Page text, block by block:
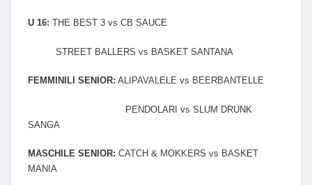
U 16: THE BEST 3 vs CB SAUCE
STREET BALLERS vs BASKET SANTANA
FEMMINILI SENIOR: ALIPAVALELE vs BEERBANTELLE
PENDOLARI vs SLUM DRUNK
SANGA
MASCHILE SENIOR: CATCH & MOKKERS vs BASKET
MANIA